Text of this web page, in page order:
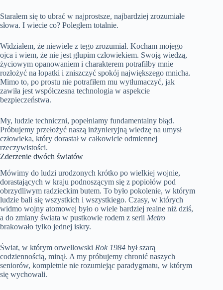
Starałem się to ubrać w najprostsze, najbardziej zrozumiałe
słowa. I wiecie co? Poległem totalnie.
Widziałem, że niewiele z tego zrozumiał. Kocham mojego
ojca i wiem, że nie jest głupim człowiekiem. Swoją wiedzą,
życiowym opanowaniem i charakterem potrafiłby mnie
rozłożyć na łopatki i zniszczyć spokój największego mnicha.
Mimo to, po prostu nie potrafiłem mu wytłumaczyć, jak
zawiła jest współczesna technologia w aspekcie
bezpieczeństwa.
My, ludzie techniczni, popełniamy fundamentalny błąd.
Próbujemy przełożyć naszą inżynieryjną wiedzę na umysł
człowieka, który dorastał w całkowicie odmiennej
rzeczywistości.
Zderzenie dwóch światów
Mówimy do ludzi urodzonych krótko po wielkiej wojnie,
dorastających w kraju podnoszącym się z popiołów pod
obrzydliwym radzieckim butem. To było pokolenie, w którym
ludzie bali się wszystkich i wszystkiego. Czasy, w których
widmo wojny atomowej było o wiele bardziej realne niż dziś,
a do zmiany świata w pustkowie rodem z serii Metro
brakowało tylko jednej iskry.
Świat, w którym orwellowski Rok 1984 był szarą
codziennością, minął. A my próbujemy chronić naszych
seniorów, kompletnie nie rozumiejąc paradygmatu, w którym
się wychowali.